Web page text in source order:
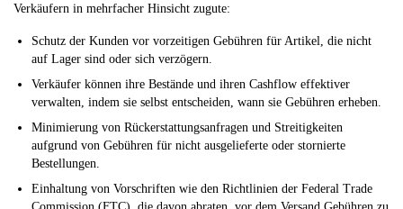
Verkäufern in mehrfacher Hinsicht zugute:
Schutz der Kunden vor vorzeitigen Gebühren für Artikel, die nicht
auf Lager sind oder sich verzögern.
Verkäufer können ihre Bestände und ihren Cashflow effektiver
verwalten, indem sie selbst entscheiden, wann sie Gebühren erheben.
Minimierung von Rückerstattungsanfragen und Streitigkeiten
aufgrund von Gebühren für nicht ausgelieferte oder stornierte
Bestellungen.
Einhaltung von Vorschriften wie den Richtlinien der Federal Trade